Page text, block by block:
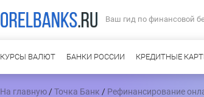
Ваш гид по финансовой
КУРСЫ ВАЛЮТ БАНКИ РОССИИ КРЕДИТНЫЕ
На главную /Точка Банк / Рефинансирование